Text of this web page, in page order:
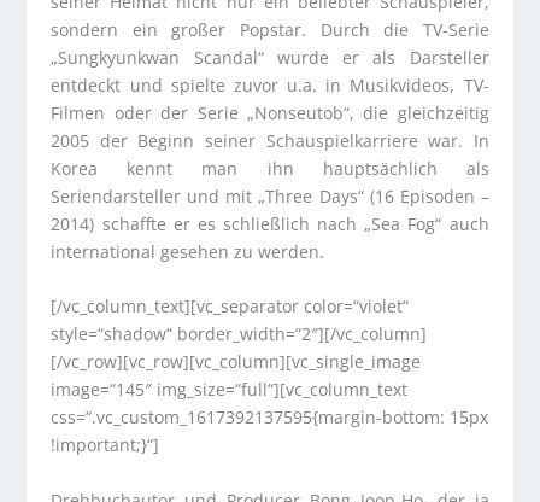
sondern ein großer Popstar. Durch die TV-Serie
„Sungkyunkwan Scandal“ wurde er als Darsteller
entdeckt und spielte zuvor u.a. in Musikvideos, TV-
Filmen oder der Serie „Nonseutob“, die gleichzeitig
2005 der Beginn seiner Schauspielkarriere war. In
Korea kennt man ihn hauptsächlich als
Seriendarsteller und mit „Three Days“ (16 Episoden –
2014) schaffte er es schließlich nach „Sea Fog“ auch
international gesehen zu werden.
[/vc_column_text][vc_separator color=“violet“
style=“shadow“ border_width=“2″][/vc_column]
[/vc_row][vc_row][vc_column][vc_single_image
image=“145″ img_size=“full“][vc_column_text
css=“.vc_custom_1617392137595{margin-bottom: 15px
!important;}“]